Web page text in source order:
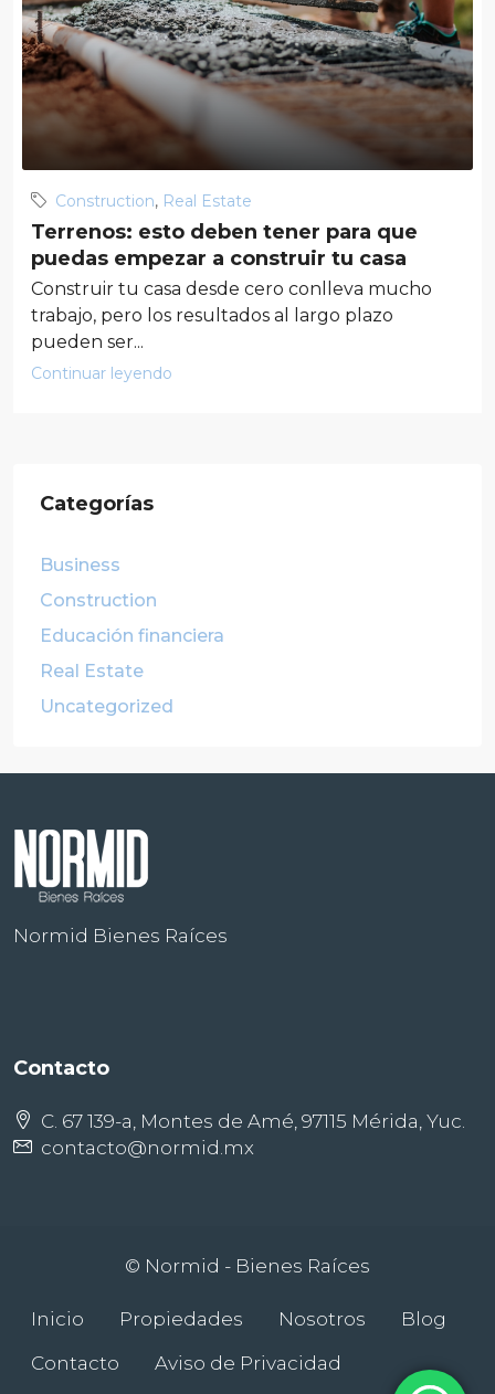
Construction, Real Estate
Terrenos: esto deben tener para que
puedas empezar a construir tu casa
Construir tu casa desde cero conlleva mucho
trabajo, pero los resultados al largo plazo
pueden ser...
Continuar leyendo
Categorías
Business
Construction
Educación financiera
Real Estate
Uncategorized
Normid Bienes Raíces
Contacto
C. 67 139-a, Montes de Amé, 97115 Mérida, Yuc.
contacto@normid.mx
© Normid - Bienes Raíces
Inicio Propiedades Nosotros
Blog
Contacto
Aviso de Privacidad